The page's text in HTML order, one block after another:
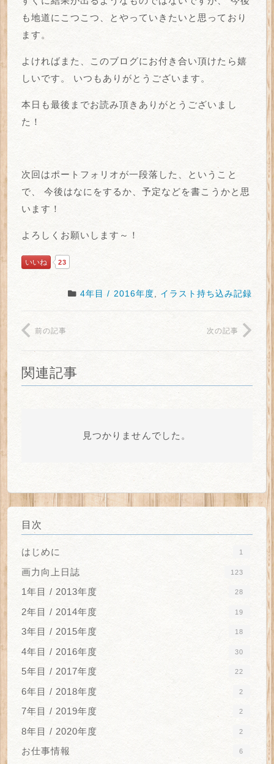
も地道にこつこつ、とやっていきたいと思っており
ます。
よければまた、このブログにお付き合い頂けたら嬉
しいです。
いつもありがとうございます。
本日も最後までお読み頂きありがとうございまし
た！
次回はポートフォリオが一段落した、ということ
で、
今後はなにをするか、予定などを書こうかと思
います！
よろしくお願いします～！
いいね 23
4年目 / 2016年度 イラスト持ち込み記録
前の記事 次の記事
関連記事
見つかりませんでした。
目次
はじめに 1
画力向上日誌 123
1年目 / 2013年度 28
2年目 / 2014年度 19
3年目 / 2015年度 18
4年目 / 2016年度 30
5年目 / 2017年度 22
6年目 / 2018年度 2
7年目 / 2019年度 2
8年目 / 2020年度 2
お仕事情報 6